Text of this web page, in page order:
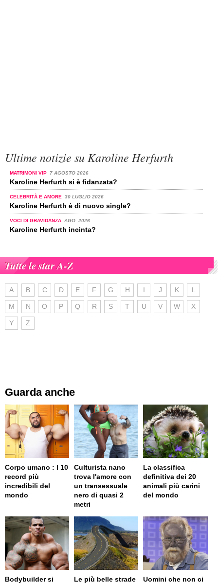
Ultime notizie su Karoline Herfurth
MATRIMONI VIP 7 AGOSTO 2026
Karoline Herfurth si è fidanzata?
CELEBRITÀ E AMORE 30 LUGLIO 2026
Karoline Herfurth è di nuovo single?
VOCI DI GRAVIDANZA AGO. 2026
Karoline Herfurth incinta?
Tutte le star A-Z
A B C D E F G H I J K L
M N O P Q R S T U V W X
Y Z
Guarda anche
Corpo umano : I 10
record più
incredibili del
mondo
Culturista nano
trova l'amore con
un transessuale
nero di quasi 2
metri
La classifica
definitiva dei 20
animali più carini
del mondo
Bodybuilder si Le più belle strade Uomini che non ci